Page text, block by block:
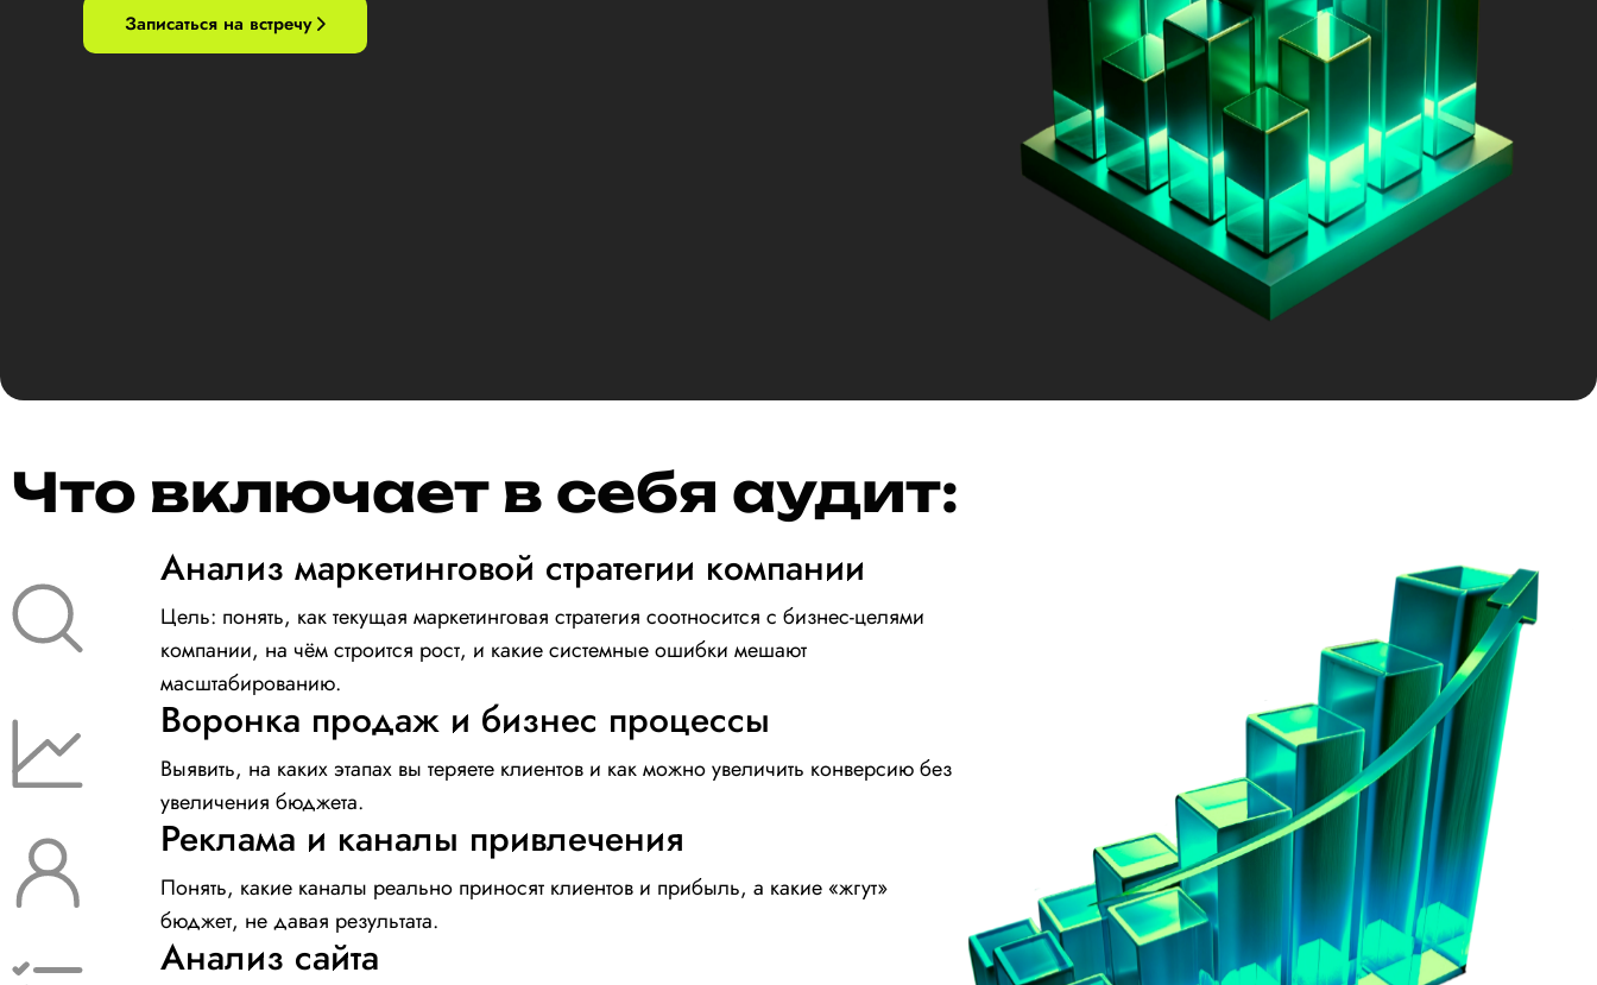
Записаться на встречу
Что включает в себя аудит:
Анализ маркетинговой стратегии компании
Цель: понять, как текущая маркетинговая стратегия соотносится с бизнес-целями
компании, на чём строится рост, и какие системные ошибки мешают
масштабированию.
Воронка продаж и бизнес процессы
Выявить, на каких этапах вы теряете клиентов и как можно увеличить конверсию без
увеличения бюджета.
Реклама и каналы привлечения
Понять, какие каналы реально приносят клиентов и прибыль, а какие «жгут»
бюджет, не давая результата.
Анализ сайта